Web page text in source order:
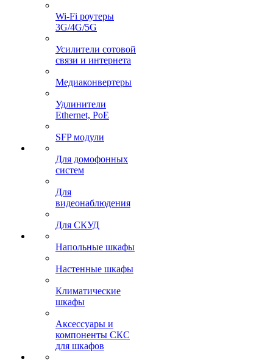
Wi-Fi роутеры
3G/4G/5G
Усилители сотовой
связи и интернета
Медиаконвертеры
Удлинители
Ethernet, PoE
SFP модули
Для домофонных
систем
Для
видеонаблюдения
Для СКУД
Напольные шкафы
Настенные шкафы
Климатические
шкафы
Аксессуары и
компоненты СКС
для шкафов